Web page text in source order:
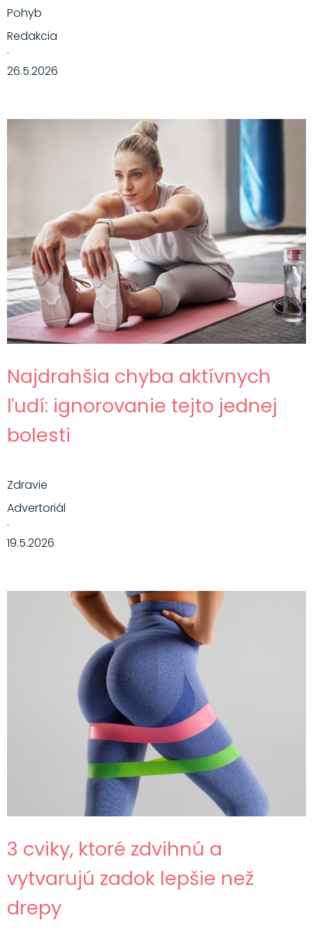
Pohyb
Redakcia
·
26.5.2026
Najdrahšia chyba aktívnych
ľudí: ignorovanie tejto jednej
bolesti
Zdravie
Advertoriál
·
19.5.2026
3 cviky, ktoré zdvihnú a
vytvarujú zadok lepšie než
drepy